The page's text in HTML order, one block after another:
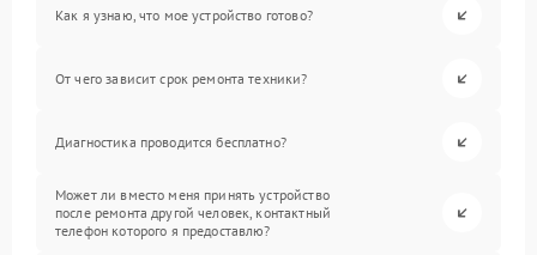
Как я узнаю, что мое устройство готово?
От чего зависит срок ремонта техники?
Диагностика проводится бесплатно?
Может ли вместо меня принять устройство
после ремонта другой человек, контактный
телефон которого я предоставлю?